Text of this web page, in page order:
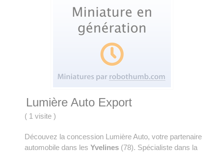
Lumière Auto Export
( 1 visite)
Découvez la concession Lumière Auto, votre partenaire
automobile dans lesYvelines (78). Spécialiste dans la